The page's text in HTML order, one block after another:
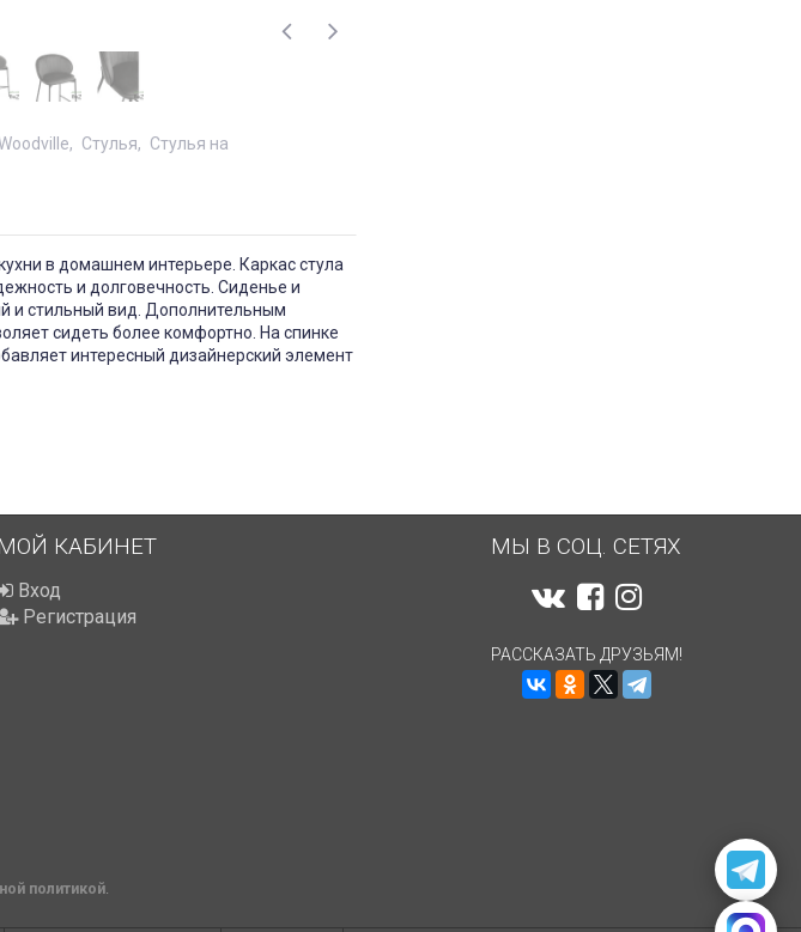
Стулья
Стулья на
в домашнем интерьере. Каркас стула
и долговечность. Сиденье и
и стильный вид. Дополнительным
сидеть более комфортно. На спинке
интересный дизайнерский элемент
КАБИНЕТ
Вход
Регистрация
МЫ В СОЦ. СЕТЯХ
РАССКАЗАТЬ ДРУЗЬЯМ!
политикой.